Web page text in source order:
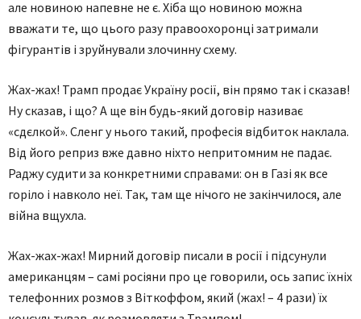
але новиною напевне не є. Хіба що новиною можна
вважати те, що цього разу правоохоронці затримали
фігурантів і зруйнували злочинну схему.
Жах-жах! Трамп продає Україну росії, він прямо так і сказав!
Ну сказав, і що? А ще він будь-який договір називає
«сдєлкой». Сленг у нього такий, професія відбиток наклала.
Від його реприз вже давно ніхто непритомним не падає.
Раджу судити за конкретними справами: он в Газі як все
горіло і навколо неї. Так, там ще нічого не закінчилося, але
війна вщухла.
Жах-жах-жах! Мирний договір писали в росії і підсунули
американцям – самі росіяни про це говорили, ось запис їхніх
телефонних розмов з Віткоффом, який (жах! – 4 рази) їх